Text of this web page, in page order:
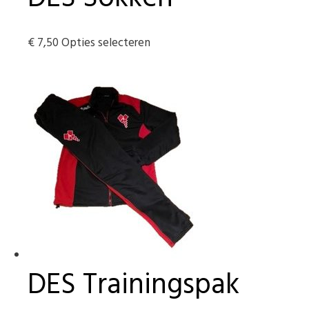
€7,50Opties selecteren
variaties.
Deze
optie
kan
gekozen
worden
op
de
productpagina
DES Trainingspak